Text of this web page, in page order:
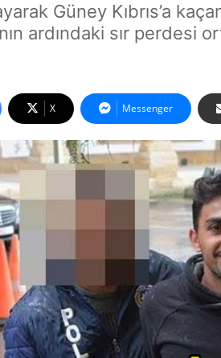
Güney Kıbrıs’a
ardındaki sır perdesi
X Messenger